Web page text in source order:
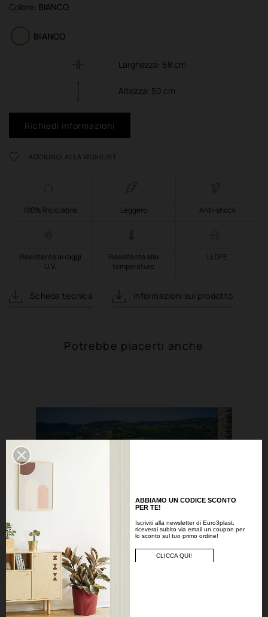
Colore: BIANCO
BIANCO
Larghezza: 68 cm
Altezza: 50 cm
Richiedi informazioni
AGGIUNGI ALLA WISHLIST
100% Riciclabile Leggero Anti-shock
Resistente ai raggi
U.V.
Resistente alle
temperature
LLDPE
Scheda tecnica informazioni sul prodotto
Potrebbe piacerti anche
ABBIAMO UN CODICE SCONTO
PER TE!
Iscriviti alla newsletter di Euro3plast,
riceverai subito via email un coupon per
lo sconto sul tuo primo ordine!
CLICCA QUI!